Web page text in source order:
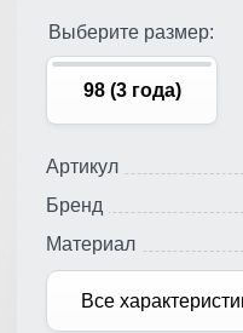
Выберите размер:
98 (3 года)
Артикул
Бренд
Материал
Все